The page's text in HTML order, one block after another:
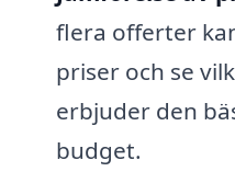
flera offerter
priser och se
erbjuder den
budget.